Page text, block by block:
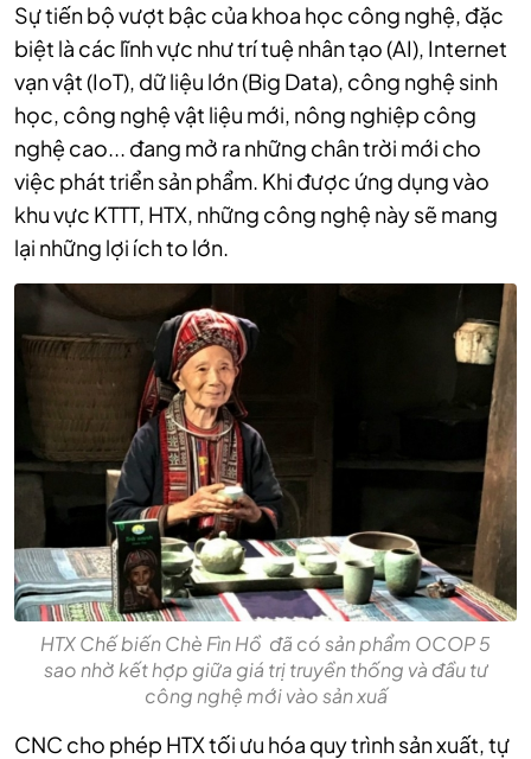
Sự tiến bộ vượt bậc của khoa học công nghệ, đặc
biệt là các lĩnh vực như trí tuệ nhân tạo (AI), Internet
vạn vật (IoT), dữ liệu lớn (Big Data), công nghệ sinh
học, công nghệ vật liệu mới, nông nghiệp công
nghệ cao... đang mở ra những chân trời mới cho
việc phát triển sản phẩm. Khi được ứng dụng vào
khu vực KTTT, HTX, những công nghệ này sẽ mang
lại những lợi ích to lớn.
HTX Chế biến Chè Fìn Hồ đã có sản phẩm OCOP 5
sao nhờ kết hợp giữa giá trị truyền thống và đầu tư
công nghệ mới vào sản xuấ
CNC cho phép HTX tối ưu hóa quy trình sản xuất, tự